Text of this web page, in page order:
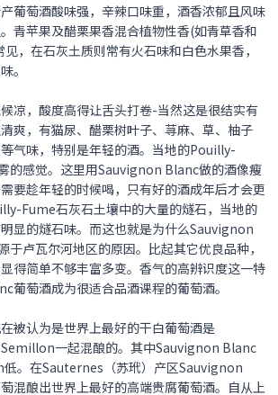
葡萄酒酸味强，辛辣口味重，酒香浓郁且风味
青苹果及醋栗果香混合植物性香(如青草香和
，在石灰土质则常有火石味和白色水果香，
。
凉，酸度高得让舌头打卷-当然这是很结实有
爽，有猫尿、醋栗树叶子、荨麻、草、柚子
气味，特别是年轻的酒。当地的Pouilly-
的感觉。这里用Sauvignon Blanc做的酒像瘦
要趁年轻的时候喝，只有好的酒成年后才会更
Fume石灰石土壤中的大量的燧石，当地的
显的燧石味。而这也就是为什么Sauvignon
于卢瓦尔河地区的原因。比起其它优良品种，
得简单不够丰富多变。香气的高辨识度这一特
葡萄酒成为很适合品酒课程的葡萄酒。
被认为是世界上最好的干白葡萄酒是
一起混酿的。其中Sauvignon Blanc
。在Sauternes（苏玳）产区Sauvignon
混酿出世界上最好的高端贵腐葡萄酒。自从上